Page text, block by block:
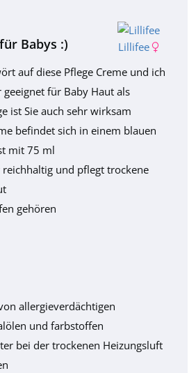
Lillifee
Babys :)
auf diese Pflege Creme und ich
für Baby Haut als
ist Sie auch sehr wirksam
befindet sich in einem blauen
mit 75 ml
reichhaltig und pflegt trockene
gehören
allergieverdächtigen
und farbstoffen
bei der trockenen Heizungsluft